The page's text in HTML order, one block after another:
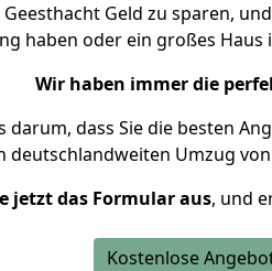
Geld zu sparen,
haben oder ein großes
Wir haben immer die
dass Sie die besten
deutschlandweiten Umzug
jetzt das Formular aus, und
Kostenlose